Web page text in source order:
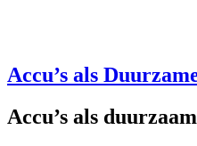
Accu’s als
Accu’s als